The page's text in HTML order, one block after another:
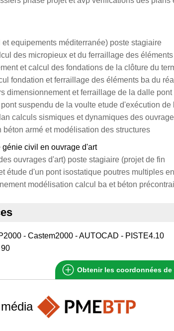
equipements méditerranée) poste stagiaire
des micropieux et du ferraillage des éléments
et calcul des fondations de la clôture du
fondation et ferraillage des éléments ba du
dimensionnement et ferraillage de la dalle pont
suspendu de la voulte etude d'exécution de
calculs sismiques et dynamiques des
armé et modélisation des structures
génie civil en ouvrage d'art
ouvrages d'art) poste stagiaire (projet de fin
étude d'un pont isostatique poutres multiples
modélisation calcul ba et béton
- Castem2000 - AUTOCAD - PISTE4.10
Obtenir les coordonnées de
média